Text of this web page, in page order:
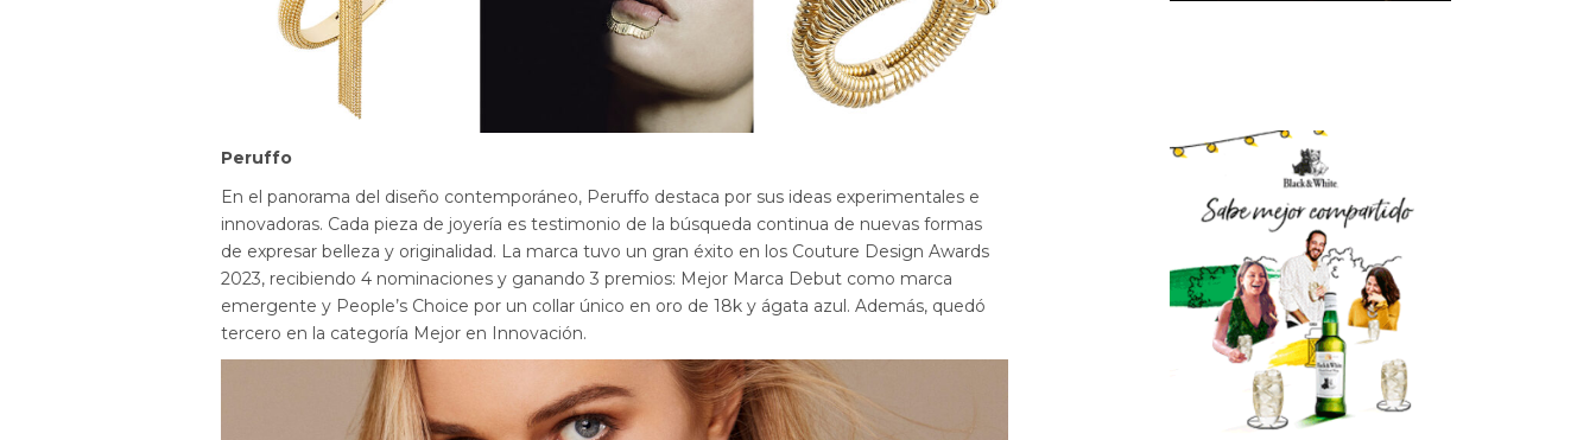
Peruffo
En el panorama del diseño contemporáneo, Peruffo destaca por sus ideas experimentales e
innovadoras. Cada pieza de joyería es testimonio de la búsqueda continua de nuevas formas
de expresar belleza y originalidad. La marca tuvo un gran éxito en los Couture Design Awards
2023, recibiendo 4 nominaciones y ganando 3 premios: Mejor Marca Debut como marca
emergente y People’s Choice por un collar único en oro de 18k y ágata azul. Además, quedó
tercero en la categoría Mejor en Innovación.